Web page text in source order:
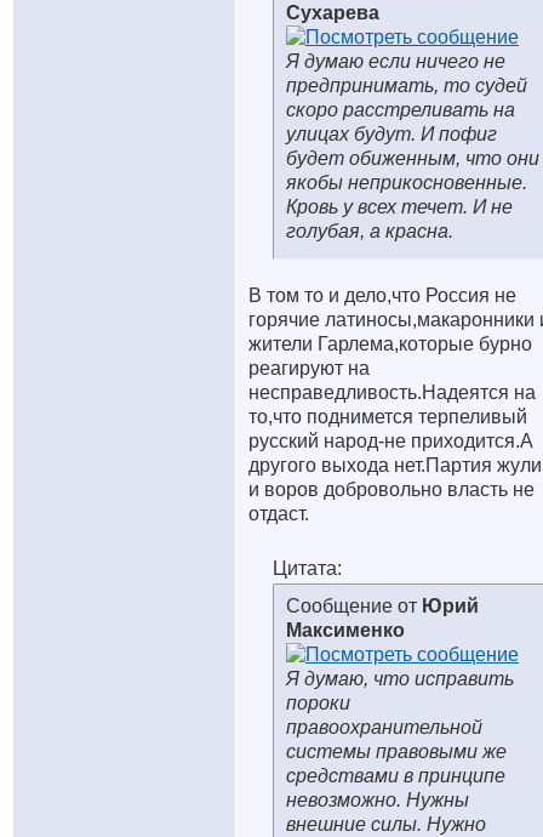
Сухарева
Я думаю если ничего не
предпринимать, то судей
скоро расстреливать на
улицах будут. И пофиг
будет обиженным, что они
якобы неприкосновенные.
Кровь у всех течет. И не
голубая, а красна.
В том то и дело,что Россия не
горячие латиносы,макаронники
жители Гарлема,которые бурно
реагируют на
несправедливость.Надеятся на
то,что поднимется терпеливый
русский народ-не приходится.А
другого выхода нет.Партия
и воров добровольно власть не
отдаст.
Цитата:
Сообщение от Юрий
Максименко
Я думаю, что исправить
пороки
правоохранительной
системы правовыми же
средствами в принципе
невозможно. Нужны
внешние силы. Нужно